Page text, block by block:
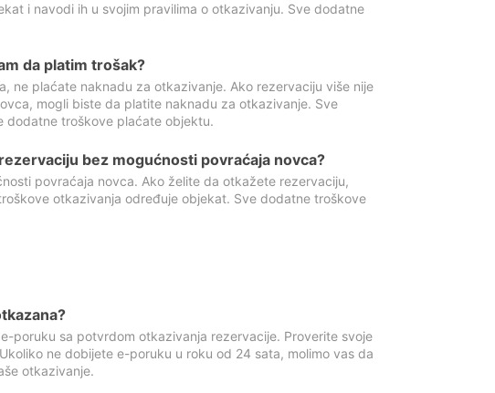
i navodi ih u svojim pravilima o otkazivanju. Sve dodatne
da platim trošak?
ne plaćate naknadu za otkazivanje. Ako rezervaciju više nije
mogli biste da platite naknadu za otkazivanje. Sve
dodatne troškove plaćate objektu.
bez mogućnosti povraćaja novca?
povraćaja novca. Ako želite da otkažete rezervaciju,
otkazivanja određuje objekat. Sve dodatne troškove
poruku sa potvrdom otkazivanja rezervacije. Proverite svoje
ne dobijete e-poruku u roku od 24 sata, molimo vas da
otkazivanje.